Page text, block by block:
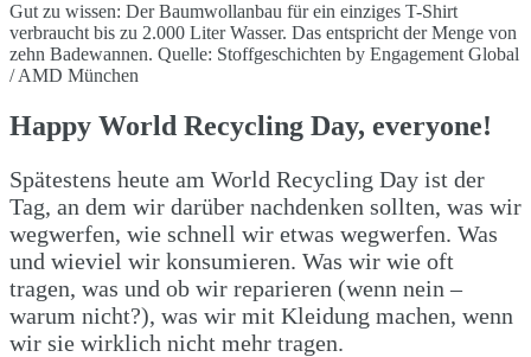
Gut zu wissen: Der Baumwollanbau für ein einziges T-Shirt
verbraucht bis zu 2.000 Liter Wasser. Das entspricht der Menge von
zehn Badewannen. Quelle: Stoffgeschichten by Engagement Global
/ AMD München
Happy World Recycling Day, everyone!
Spätestens heute am World Recycling Day ist der
Tag, an dem wir darüber nachdenken sollten, was wir
wegwerfen, wie schnell wir etwas wegwerfen. Was
und wieviel wir konsumieren. Was wir wie oft
tragen, was und ob wir reparieren (wenn nein –
warum nicht?), was wir mit Kleidung machen, wenn
wir sie wirklich nicht mehr tragen.